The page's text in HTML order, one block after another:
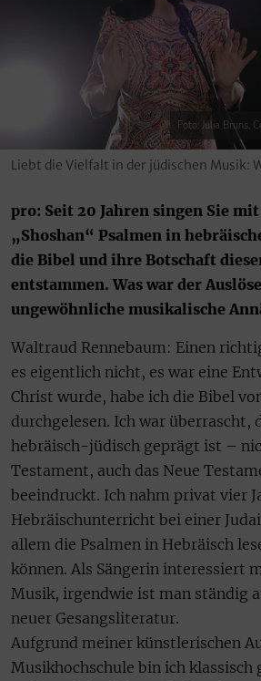
Foto: Julia Bruns,
Liebt die Vielfalt in der jüdischen Musik:
pro: Seit 20 Jahren singen Sie
„Shoshan“ Psalmen in
die Bibel und ihre Botschaft
entstammen. Was war der
ungewöhnliche musikalische
Waltraud Rennebaum: Einen
es eigentlich nicht, es war eine
Christ wurde, habe ich die Bibel
durchgelesen. Ich war überrascht,
hebräisch-jüdisch geprägt ist –
Testament, auch das Neue
beeindruckt. Ich nahm privat vier
Hebräischunterricht bei einer
allem die Psalmen in Hebräisch
können. Als Sängerin interessiert
Musik, irgendwie ist man ständig
neuer Gesangsliteratur.
Aufgrund meiner künstlerischen
Musikhochschule bin ich klassisch